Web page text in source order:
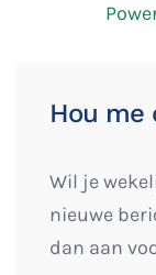
Hou me
Wil je
nieuwe
dan aan